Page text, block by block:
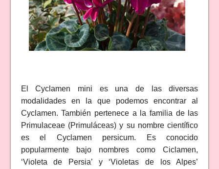
El Cyclamen mini es una de las diversas
modalidades en la que podemos encontrar al
Cyclamen. También pertenece a la familia de las
Primulaceae (Primuláceas) y su nombre científico
es el Cyclamen persicum. Es conocido
popularmente bajo nombres como Ciclamen,
‘Violeta de Persia’ y ‘Violetas de los Alpes’